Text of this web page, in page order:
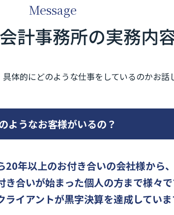
Message
計事務所の実務内
体的にどのような仕事をしているのかお話
ようなお客様がいるの？
20年以上のお付き合いの会社様から、
き合いが始まった個人の方まで様々で
ライアントが黒字決算を達成していま